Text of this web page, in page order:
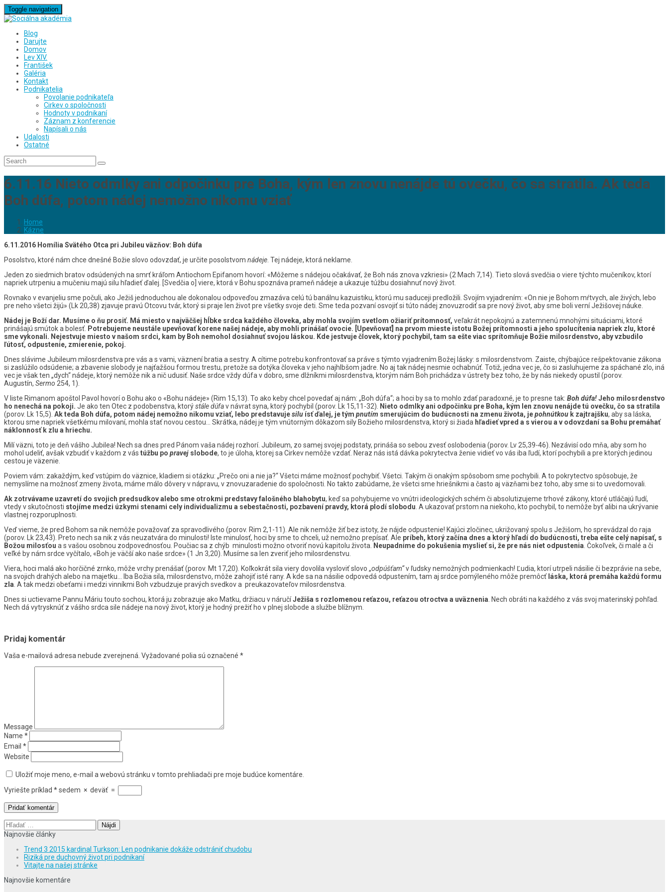
Toggle navigation
Blog
Darujte
Domov
Lev XIV.
František
Galéria
Kontakt
Podnikatelia
Povolanie podnikateľa
Cirkev o spoločnosti
Hodnoty v podnikaní
Záznam z konferencie
Napísali o nás
Udalosti
Ostatné
6.11.16 Nieto odmlky ani odpočinku pre Boha, kým len znovu nenájde tú ovečku, čo sa stratila. Ak teda
Boh dúfa, potom nádej nemožno nikomu vziať
Home
Kázne
6.11.2016 Homília Svätého Otca pri Jubileu väzňov: Boh dúfa
Posolstvo, ktoré nám chce dnešné Božie slovo odovzdať, je určite posolstvom nádeje . Tej nádeje, ktorá neklame.
Jeden zo siedmich bratov odsúdených na smrť kráľom Antiochom Epifanom hovorí: «Môžeme s nádejou očakávať, že Boh nás znova vzkriesi» (2 Mach 7,14). Tieto slová svedčia o viere týchto mučeníkov, ktorí
napriek utrpeniu a mučeniu majú silu hľadieť ďalej. [Svedčia o] viere, ktorá v Bohu spoznáva prameň nádeje a ukazuje túžbu dosiahnuť nový život.
Rovnako v evanjeliu sme počuli, ako Ježiš jednoduchou ale dokonalou odpoveďou zmazáva celú tú banálnu kazuistiku, ktorú mu saduceji predložili. Svojím vyjadrením: «On nie je Bohom mŕtvych, ale živých, lebo
pre neho všetci žijú» (Lk 20,38) zjavuje pravú Otcovu tvár, ktorý si praje len život pre všetky svoje deti. Sme teda pozvaní osvojiť si túto nádej znovuzrodiť sa pre nový život, aby sme boli verní Ježišovej náuke.
Nádej je Boží dar. Musíme o ňu prosiť. Má miesto v najväčšej hĺbke srdca každého človeka, aby mohla svojím svetlom ožiariť prítomnosť, veľakrát nepokojnú a zatemnenú mnohými situáciami, ktoré
prinášajú smútok a bolesť. Potrebujeme neustále upevňovať korene našej nádeje, aby mohli prinášať ovocie. [Upevňovať] na prvom mieste istotu Božej prítomnosti a jeho spolucítenia napriek zlu, ktoré
sme vykonali. Nejestvuje miesto v našom srdci, kam by Boh nemohol dosiahnuť svojou láskou. Kde jestvuje človek, ktorý pochybil, tam sa ešte viac sprítomňuje Božie milosrdenstvo, aby vzbudilo
ľútosť, odpustenie, zmierenie, pokoj.
Dnes slávime Jubileum milosrdenstva pre vás a s vami, väznení bratia a sestry. A cítime potrebu konfrontovať sa práve s týmto vyjadrením Božej lásky: s milosrdenstvom. Zaiste, chýbajúce rešpektovanie zákona
si zaslúžilo odsúdenie; a zbavenie slobody je najťažšou formou trestu, pretože sa dotýka človeka v jeho najhlbšom jadre. No aj tak nádej nesmie ochabnúť. Totiž, jedna vec je, čo si zasluhujeme za spáchané zlo, iná
vec je však ten „dych“ nádeje, ktorý nemôže nik a nič udusiť. Naše srdce vždy dúfa v dobro, sme dlžníkmi milosrdenstva, ktorým nám Boh prichádza v ústrety bez toho, že by nás niekedy opustil (porov.
Augustín, Sermo 254, 1).
V liste Rimanom apoštol Pavol hovorí o Bohu ako o «Bohu nádeje» (Rim 15,13). To ako keby chcel povedať aj nám: „Boh dúfa“; a hoci by sa to mohlo zdať paradoxné, je to presne tak: Boh dúfa!Jeho milosrdenstvo
ho nenechá na pokoji. Je ako ten Otec z podobenstva, ktorýstále dúfav návrat syna, ktorý pochybil (porov. Lk 15,11-32). Nieto odmlky ani odpočinku pre Boha, kým len znovu nenájde tú ovečku, čo sa stratila
(porov. Lk 15,5). Ak teda Boh dúfa, potom nádej nemožno nikomu vziať, lebo predstavujesilu ísť ďalej, je tým pnutím smerujúcim do budúcnosti na zmenu života, jepohnútkou k zajtrajšku, aby sa láska,
ktorou sme napriek všetkému milovaní, mohla stať novou cestou… Skrátka, nádej je tým vnútorným dôkazom sily Božieho milosrdenstva, ktorý si žiada hľadieť vpred a s vierou a v odovzdaní sa Bohu premáhať
náklonnosť k zlu a hriechu.
Milí väzni, toto je deň vášho Jubilea! Nech sa dnes pred Pánom vaša nádej rozhorí. Jubileum, zo samej svojej podstaty, prináša so sebou zvesť oslobodenia (porov. Lv 25,39-46). Nezávisí odo mňa, aby som ho
mohol udeliť, avšak vzbudiť v každom z vás túžbu po pravej slobode, to je úloha, ktorej sa Cirkev nemôže vzdať. Neraz nás istá dávka pokrytectva ženie vidieť vo vás iba ľudí, ktorí pochybili a pre ktorých jedinou
cestou je väzenie.
Poviem vám: zakaždým, keď vstúpim do väznice, kladiem si otázku: „Prečo oni a nie ja?“ Všetci máme možnosť pochybiť. Všetci. Takým či onakým spôsobom sme pochybili. A to pokrytectvo spôsobuje, že
nemyslíme na možnosť zmeny života, máme málo dôvery v nápravu, v znovuzaradenie do spoločnosti. No takto zabúdame, že všetci sme hriešnikmi a často aj väzňami bez toho, aby sme si to uvedomovali.
Ak zotrvávame uzavretí do svojich predsudkov alebo sme otrokmi predstavy falošného blahobytu, keď sa pohybujeme vo vnútri ideologických schém či absolutizujeme trhové zákony, ktoré utláčajú ľudí,
vtedy v skutočnosti stojíme medzi úzkymi stenami cely individualizmu a sebestačnosti, pozbavení pravdy, ktorá plodí slobodu . A ukazovať prstom na niekoho, kto pochybil, to nemôže byť alibi na ukrývanie
vlastnej rozporuplnosti.
Veď vieme, že pred Bohom sa nik nemôže považovať za spravodlivého (porov. Rim 2,1-11). Ale nik nemôže žiť bez istoty, že nájde odpustenie! Kajúci zločinec, ukrižovaný spolu s Ježišom, ho sprevádzal do raja
(porov. Lk 23,43). Preto nech sa nik z vás neuzatvára do minulosti! Iste minulosť, hoci by sme to chceli, už nemožno prepísať. Ale príbeh, ktorý začína dnes a ktorý hľadí do budúcnosti, treba ešte celý napísať, s
Božou milosťou a s vašou osobnou zodpovednosťou. Poučiac sa z chýb minulosti možno otvoriť novú kapitolu života. Neupadnime do pokušenia myslieť si, že pre nás niet odpustenia . Čokoľvek, či malé a či
veľké by nám srdce vyčítalo, «Boh je väčší ako naše srdce» (1 Jn 3,20). Musíme sa len zveriť jeho milosrdenstvu.
Viera, hoci malá ako horčičné zrnko, môže vrchy prenášať (porov. Mt 17,20). Koľkokrát sila viery dovolila vysloviť slovo „odpúšťam“v ľudsky nemožných podmienkach! Ľudia, ktorí utrpeli násilie či bezprávie na sebe,
na svojich drahých alebo na majetku… Iba Božia sila, milosrdenstvo, môže zahojiť isté rany. A kde sa na násilie odpovedá odpustením, tam aj srdce pomýleného môže premôcť láska, ktorá premáha každú formu
zla . A tak medzi obeťami i medzi vinníkmi Boh vzbudzuje pravých svedkov a preukazovateľov milosrdenstva.
Dnes si uctievame Pannu Máriu touto sochou, ktorá ju zobrazuje ako Matku, držiacu v náručíJežiša s rozlomenou reťazou, reťazou otroctva a uväznenia . Nech obráti na každého z vás svoj materinský pohľad.
Nech dá vytrysknúť z vášho srdca sile nádeje na nový život, ktorý je hodný prežiť ho v plnej slobode a službe blížnym.
Pridaj komentár
Vaša e-mailová adresa nebude zverejnená. Vyžadované polia sú označené *
Message
Name *
Email *
Website
Uložiť moje meno, e-mail a webovú stránku v tomto prehliadači pre moje budúce komentáre.
Vyriešte príklad *sedem × deväť =
Hľadať:
Najnovšie články
Trend 3 2015 kardinal Turkson: Len podnikanie dokáže odstrániť chudobu
Riziká pre duchovný život pri podnikaní
Vitajte na našej stránke
Najnovšie komentáre